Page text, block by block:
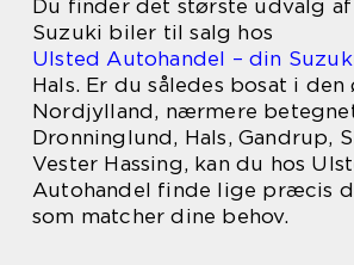
Du finder det største udvalg
Suzuki biler til salg hos
Ulsted Autohandel – din
Hals. Er du således bosat i
Nordjylland, nærmere
Dronninglund, Hals, Gandrup,
Vester Hassing, kan du hos
Autohandel finde lige præcis
som matcher dine behov.